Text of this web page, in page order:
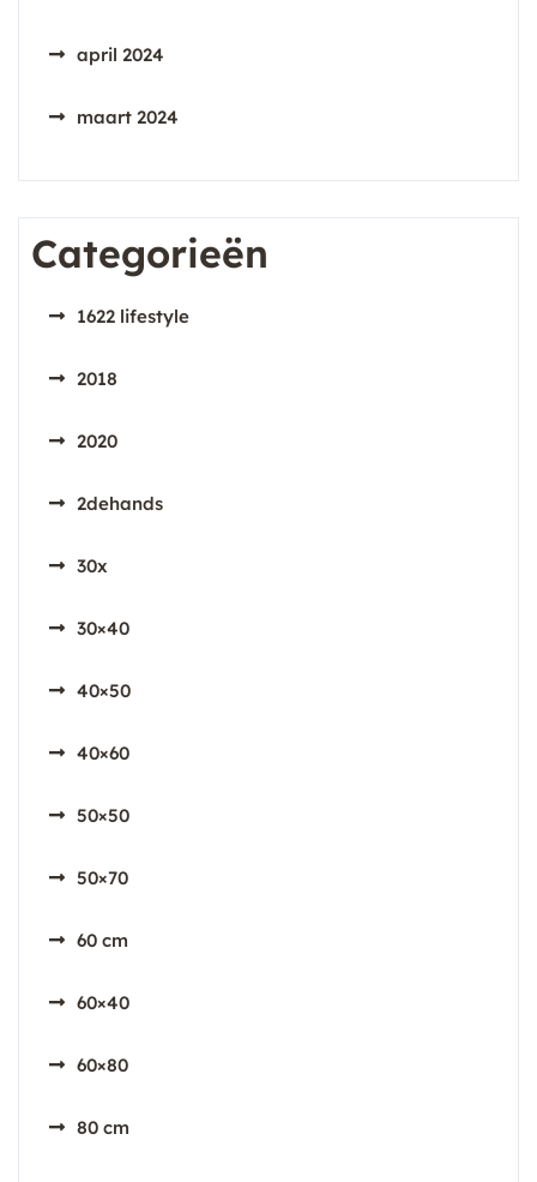
april 2024
maart 2024
Categorieën
1622 lifestyle
2018
2020
2dehands
30x
30×40
40×50
40×60
50×50
50×70
60 cm
60×40
60×80
80 cm